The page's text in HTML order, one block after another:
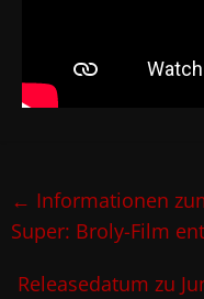
← Informationen
Super: Broly-Film
Releasedatum zu